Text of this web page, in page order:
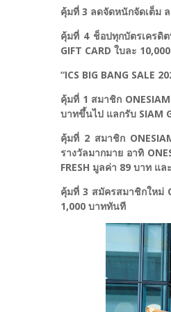
คุ้มที่ 3 ลดจัดหนักจัดเต็ม
คุ้มที่ 4 ช็อปทุกบัตรเครดิ
GIFT CARD ใบละ
“ICS BIG BANG SALE
คุ้มที่ 1 สมาชิก
บาทขึ้นไป แลกรับ SIAM
คุ้มที่ 2 สมาชิก
รางวัลมากมาย อาทิ
FRESH มูลค่า 89 บาท แ
คุ้มที่ 3 สมัครสมาชิกใหม่
1,000 บาททันที